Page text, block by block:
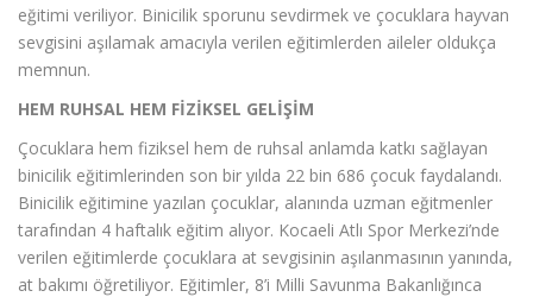
eğitimi veriliyor. Binicilik sporunu sevdirmek ve çocuklara hayvan
sevgisini aşılamak amacıyla verilen eğitimlerden aileler oldukça
memnun.
HEM RUHSAL HEM FİZİKSEL GELİŞİM
Çocuklara hem fiziksel hem de ruhsal anlamda katkı sağlayan
binicilik eğitimlerinden son bir yılda 22 bin 686 çocuk faydalandı.
Binicilik eğitimine yazılan çocuklar, alanında uzman eğitmenler
tarafından 4 haftalık eğitim alıyor. Kocaeli Atlı Spor Merkezi’nde
verilen eğitimlerde çocuklara at sevgisinin aşılanmasının yanında,
at bakımı öğretiliyor. Eğitimler, 8’i Milli Savunma Bakanlığınca